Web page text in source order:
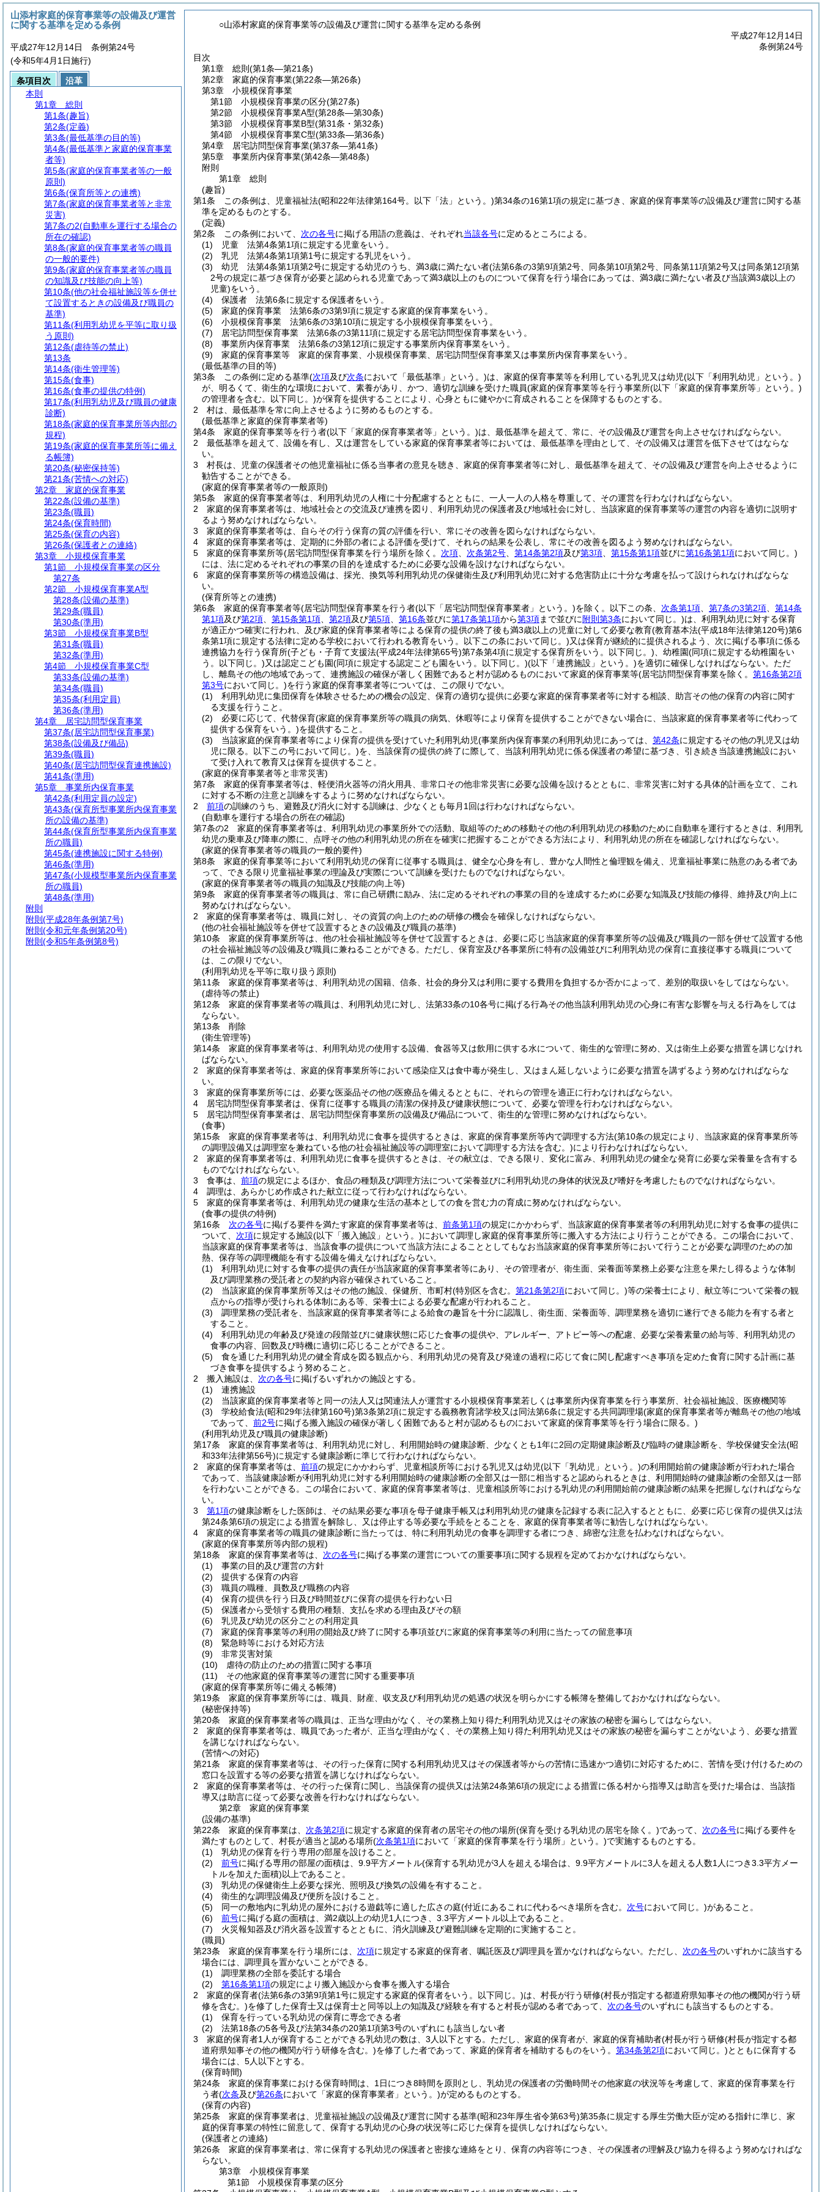
○山添村家庭的保育事業等の設備及び運営に関する基準を定める条例
平成27年12月14日
条例第24号
目次
第1章
総則 (第1条―第21条)
第2章
家庭的保育事業(第22条―第26条)
第3章
小規模保育事業
第1節
小規模保育事業の区分(第27条)
第2節
小規模保育事業A型(第28条―第30条)
第3節
小規模保育事業B型(第31条・第32条)
第4節
小規模保育事業C型(第33条―第36条)
第4章
居宅訪問型保育事業(第37条―第41条)
第5章
事業所内保育事業(第42条―第48条)
附則
第1章
総則
(趣旨)
第1条
この条例は、児童福祉法(昭和22年法律第164号。以下「法」という。)第34条の16第1項の規定に基づき、家庭的保育事業等の設備及び運営に関する基
準を定めるものとする。
(定義)
第2条
この条例において、 次の各号に掲げる用語の意義は、それぞれ当該各号に定めるところによる。
(1)
児童 法第4条第1項に規定する児童をいう。
(2)
乳児 法第4条第1項第1号に規定する乳児をいう。
(3)
幼児 法第4条第1項第2号に規定する幼児のうち、満3歳に満たない者(法第6条の3第9項第2号、同条第10項第2号、同条第11項第2号又は同条第12項第
2号の規定に基づき保育が必要と認められる児童であって満3歳以上のものについて保育を行う場合にあっては、満3歳に満たない者及び当該満3歳以上の
児童)をいう。
(4)
保護者 法第6条に規定する保護者をいう。
(5)
家庭的保育事業 法第6条の3第9項に規定する家庭的保育事業をいう。
(6)
小規模保育事業 法第6条の3第10項に規定する小規模保育事業をいう。
(7)
居宅訪問型保育事業 法第6条の3第11項に規定する居宅訪問型保育事業をいう。
(8)
事業所内保育事業 法第6条の3第12項に規定する事業所内保育事業をいう。
(9)
家庭的保育事業等 家庭的保育事業、小規模保育事業、居宅訪問型保育事業又は事業所内保育事業をいう。
(最低基準の目的等)
第3条
この条例に定める基準(次項及び次条において「最低基準」という。)は、家庭的保育事業等を利用している乳児又は幼児(以下「利用乳幼児」という。)
が、明るくて、衛生的な環境において、素養があり、かつ、適切な訓練を受けた職員(家庭的保育事業等を行う事業所(以下「家庭的保育事業所等」という。)
の管理者を含む。以下同じ。)が保育を提供することにより、心身ともに健やかに育成されることを保障するものとする。
2
村は、最低基準を常に向上させるように努めるものとする。
(最低基準と家庭的保育事業者等)
第4条
家庭的保育事業等を行う者(以下「家庭的保育事業者等」という。)は、最低基準を超えて、常に、その設備及び運営を向上させなければならない。
2
最低基準を超えて、設備を有し、又は運営をしている家庭的保育事業者等においては、最低基準を理由として、その設備又は運営を低下させてはならな
い。
3
村長は、児童の保護者その他児童福祉に係る当事者の意見を聴き、家庭的保育事業者等に対し、最低基準を超えて、その設備及び運営を向上させるように
勧告することができる。
(家庭的保育事業者等の一般原則)
第5条
家庭的保育事業者等は、利用乳幼児の人権に十分配慮するとともに、一人一人の人格を尊重して、その運営を行わなければならない。
2
家庭的保育事業者等は、地域社会との交流及び連携を図り、利用乳幼児の保護者及び地域社会に対し、当該家庭的保育事業等の運営の内容を適切に説明す
るよう努めなければならない。
3
家庭的保育事業者等は、自らその行う保育の質の評価を行い、常にその改善を図らなければならない。
4
家庭的保育事業者等は、定期的に外部の者による評価を受けて、それらの結果を公表し、常にその改善を図るよう努めなければならない。
5
家庭的保育事業所等(居宅訪問型保育事業を行う場所を除く。 次項 次条第2号 第14条第2項及び第3項 第15条第1項並びに第16条第1項において同じ。)
には、法に定めるそれぞれの事業の目的を達成するために必要な設備を設けなければならない。
6
家庭的保育事業所等の構造設備は、採光、換気等利用乳幼児の保健衛生及び利用乳幼児に対する危害防止に十分な考慮を払って設けられなければならな
い。
(保育所等との連携)
第6条
家庭的保育事業者等(居宅訪問型保育事業を行う者(以下「居宅訪問型保育事業者」という。)を除く。以下この条、 次条第1項 第7条の3第2項
第14条
第1項及び第2項 第15条第1項 第2項及び第5項 第16条並びに第17条第1項から第3項まで並びに 附則第3条において同じ。)は、利用乳幼児に対する保育
が適正かつ確実に行われ、及び家庭的保育事業者等による保育の提供の終了後も満3歳以上の児童に対して必要な教育(教育基本法(平成18年法律第120号)第6
条第1項に規定する法律に定める学校において行われる教育をいう。以下この条において同じ。)又は保育が継続的に提供されるよう、次に掲げる事項に係る
連携協力を行う保育所(子ども・子育て支援法(平成24年法律第65号)第7条第4項に規定する保育所をいう。以下同じ。) 、幼稚園(同項に規定する幼稚園をい
う。以下同じ。)又は認定こども園(同項に規定する認定こども園をいう。以下同じ。)(以下「連携施設」という。)を適切に確保しなければならない。 ただ
し、離島その他の地域であって、連携施設の確保が著しく困難であると村が認めるものにおいて家庭的保育事業等(居宅訪問型保育事業を除く。 第16条第2項
第3号において同じ。)を行う家庭的保育事業者等については、この限りでない。
(1)
利用乳幼児に集団保育を体験させるための機会の設定、保育の適切な提供に必要な家庭的保育事業者等に対する相談、助言その他の保育の内容に関す
る支援を行うこと。
(2)
必要に応じて、代替保育(家庭的保育事業所等の職員の病気、休暇等により保育を提供することができない場合に、当該家庭的保育事業者等に代わって
提供する保育をいう。)を提供すること。
(3)
当該家庭的保育事業者等により保育の提供を受けていた利用乳幼児(事業所内保育事業の利用乳幼児にあっては、 第42条に規定するその他の乳児又は幼
児に限る。以下この号において同じ。)を、当該保育の提供の終了に際して、当該利用乳幼児に係る保護者の希望に基づき、引き続き当該連携施設におい
て受け入れて教育又は保育を提供すること。
(家庭的保育事業者等と非常災害)
第7条
家庭的保育事業者等は、軽便消火器等の消火用具、非常口その他非常災害に必要な設備を設けるとともに、非常災害に対する具体的計画を立て、これ
に対する不断の注意と訓練をするように努めなければならない。
2
前項の訓練のうち、避難及び消火に対する訓練は、少なくとも毎月1回は行わなければならない。
(自動車を運行する場合の所在の確認)
第7条の2
家庭的保育事業者等は、利用乳幼児の事業所外での活動、取組等のための移動その他の利用乳幼児の移動のために自動車を運行するときは、利用乳
幼児の乗車及び降車の際に、点呼その他の利用乳幼児の所在を確実に把握することができる方法により、利用乳幼児の所在を確認しなければならない。
(家庭的保育事業者等の職員の一般的要件)
第8条
家庭的保育事業等において利用乳幼児の保育に従事する職員は、健全な心身を有し、豊かな人間性と倫理観を備え、児童福祉事業に熱意のある者であ
って、できる限り児童福祉事業の理論及び実際について訓練を受けたものでなければならない。
(家庭的保育事業者等の職員の知識及び技能の向上等)
第9条
家庭的保育事業者等の職員は、常に自己研鑽に励み、法に定めるそれぞれの事業の目的を達成するために必要な知識及び技能の修得、維持及び向上に
努めなければならない。
2
家庭的保育事業者等は、職員に対し、その資質の向上のための研修の機会を確保しなければならない。
(他の社会福祉施設等を併せて設置するときの設備及び職員の基準)
第10条
家庭的保育事業所等は、他の社会福祉施設等を併せて設置するときは、必要に応じ当該家庭的保育事業所等の設備及び職員の一部を併せて設置する他
の社会福祉施設等の設備及び職員に兼ねることができる。 ただし、保育室及び各事業所に特有の設備並びに利用乳幼児の保育に直接従事する職員について
は、この限りでない。
(利用乳幼児を平等に取り扱う原則)
第11条
家庭的保育事業者等は、利用乳幼児の国籍、信条、社会的身分又は利用に要する費用を負担するか否かによって、差別的取扱いをしてはならない。
(虐待等の禁止)
第12条
家庭的保育事業者等の職員は、利用乳幼児に対し、法第33条の10各号に掲げる行為その他当該利用乳幼児の心身に有害な影響を与える行為をしては
ならない。
第13条
削除
(衛生管理等)
第14条
家庭的保育事業者等は、利用乳幼児の使用する設備、食器等又は飲用に供する水について、衛生的な管理に努め、又は衛生上必要な措置を講じなけれ
ばならない。
2
家庭的保育事業者等は、家庭的保育事業所等において感染症又は食中毒が発生し、又はまん延しないように必要な措置を講ずるよう努めなければならな
い。
3
家庭的保育事業所等には、必要な医薬品その他の医療品を備えるとともに、それらの管理を適正に行わなければならない。
4
居宅訪問型保育事業者は、保育に従事する職員の清潔の保持及び健康状態について、必要な管理を行わなければならない。
5
居宅訪問型保育事業者は、居宅訪問型保育事業所の設備及び備品について、衛生的な管理に努めなければならない。
(食事)
第15条
家庭的保育事業者等は、利用乳幼児に食事を提供するときは、家庭的保育事業所等内で調理する方法(第10条の規定により、当該家庭的保育事業所等
の調理設備又は調理室を兼ねている他の社会福祉施設等の調理室において調理する方法を含む。)により行わなければならない。
2
家庭的保育事業者等は、利用乳幼児に食事を提供するときは、その献立は、できる限り、変化に富み、利用乳幼児の健全な発育に必要な栄養量を含有する
ものでなければならない。
3
食事は、 前項の規定によるほか、食品の種類及び調理方法について栄養並びに利用乳幼児の身体的状況及び嗜好を考慮したものでなければならない。
4
調理は、あらかじめ作成された献立に従って行わなければならない。
5
家庭的保育事業者等は、利用乳幼児の健康な生活の基本としての食を営む力の育成に努めなければならない。
(食事の提供の特例)
第16条
次の各号に掲げる要件を満たす家庭的保育事業者等は、 前条第1項の規定にかかわらず、当該家庭的保育事業者等の利用乳幼児に対する食事の提供に
ついて、 次項に規定する施設(以下「搬入施設」という。)において調理し家庭的保育事業所等に搬入する方法により行うことができる。
この場合において、
当該家庭的保育事業者等は、当該食事の提供について当該方法によることとしてもなお当該家庭的保育事業所等において行うことが必要な調理のための加
熱、保存等の調理機能を有する設備を備えなければならない。
(1)
利用乳幼児に対する食事の提供の責任が当該家庭的保育事業者等にあり、その管理者が、衛生面、栄養面等業務上必要な注意を果たし得るような体制
及び調理業務の受託者との契約内容が確保されていること。
(2)
当該家庭的保育事業所等又はその他の施設、保健所、市町村(特別区を含む。 第21条第2項において同じ。)等の栄養士により、献立等について栄養の観
点からの指導が受けられる体制にある等、栄養士による必要な配慮が行われること。
(3)
調理業務の受託者を、当該家庭的保育事業者等による給食の趣旨を十分に認識し、衛生面、栄養面等、調理業務を適切に遂行できる能力を有する者と
すること。
(4)
利用乳幼児の年齢及び発達の段階並びに健康状態に応じた食事の提供や、アレルギー、アトピー等への配慮、必要な栄養素量の給与等、利用乳幼児の
食事の内容、回数及び時機に適切に応じることができること。
(5)
食を通じた利用乳幼児の健全育成を図る観点から、利用乳幼児の発育及び発達の過程に応じて食に関し配慮すべき事項を定めた食育に関する計画に基
づき食事を提供するよう努めること。
2
搬入施設は、 次の各号に掲げるいずれかの施設とする。
(1)
連携施設
(2)
当該家庭的保育事業者等と同一の法人又は関連法人が運営する小規模保育事業若しくは事業所内保育事業を行う事業所、社会福祉施設、医療機関等
(3)
学校給食法(昭和29年法律第160号)第3条第2項に規定する義務教育諸学校又は同法第6条に規定する共同調理場(家庭的保育事業者等が離島その他の地域
であって、 前2号に掲げる搬入施設の確保が著しく困難であると村が認めるものにおいて家庭的保育事業等を行う場合に限る。)
(利用乳幼児及び職員の健康診断)
第17条
家庭的保育事業者等は、利用乳幼児に対し、利用開始時の健康診断、少なくとも1年に2回の定期健康診断及び臨時の健康診断を、学校保健安全法(昭
和33年法律第56号)に規定する健康診断に準じて行わなければならない。
2
家庭的保育事業者等は、 前項の規定にかかわらず、児童相談所等における乳児又は幼児(以下「乳幼児」という。)の利用開始前の健康診断が行われた場合
であって、当該健康診断が利用乳幼児に対する利用開始時の健康診断の全部又は一部に相当すると認められるときは、利用開始時の健康診断の全部又は一部
を行わないことができる。
この場合において、家庭的保育事業者等は、児童相談所等における乳幼児の利用開始前の健康診断の結果を把握しなければならな
い。
3
第1項の健康診断をした医師は、その結果必要な事項を母子健康手帳又は利用乳幼児の健康を記録する表に記入するとともに、必要に応じ保育の提供又は法
第24条第6項の規定による措置を解除し、又は停止する等必要な手続をとることを、家庭的保育事業者等に勧告しなければならない。
4
家庭的保育事業者等の職員の健康診断に当たっては、特に利用乳幼児の食事を調理する者につき、綿密な注意を払わなければならない。
(家庭的保育事業所等内部の規程)
第18条
家庭的保育事業者等は、 次の各号に掲げる事業の運営についての重要事項に関する規程を定めておかなければならない。
(1)
事業の目的及び運営の方針
(2)
提供する保育の内容
(3)
職員の職種、員数及び職務の内容
(4)
保育の提供を行う日及び時間並びに保育の提供を行わない日
(5)
保護者から受領する費用の種類、支払を求める理由及びその額
(6)
乳児及び幼児の区分ごとの利用定員
(7)
家庭的保育事業等の利用の開始及び終了に関する事項並びに家庭的保育事業等の利用に当たっての留意事項
(8)
緊急時等における対応方法
(9)
非常災害対策
(10)
虐待の防止のための措置に関する事項
(11)
その他家庭的保育事業等の運営に関する重要事項
(家庭的保育事業所等に備える帳簿)
第19条
家庭的保育事業所等には、職員、財産、収支及び利用乳幼児の処遇の状況を明らかにする帳簿を整備しておかなければならない。
(秘密保持等)
第20条
家庭的保育事業者等の職員は、正当な理由がなく、その業務上知り得た利用乳幼児又はその家族の秘密を漏らしてはならない。
2
家庭的保育事業者等は、職員であった者が、正当な理由がなく、その業務上知り得た利用乳幼児又はその家族の秘密を漏らすことがないよう、必要な措置
を講じなければならない。
(苦情への対応)
第21条
家庭的保育事業者等は、その行った保育に関する利用乳幼児又はその保護者等からの苦情に迅速かつ適切に対応するために、苦情を受け付けるための
窓口を設置する等の必要な措置を講じなければならない。
2
家庭的保育事業者等は、その行った保育に関し、当該保育の提供又は法第24条第6項の規定による措置に係る村から指導又は助言を受けた場合は、当該指
導又は助言に従って必要な改善を行わなければならない。
第2章
家庭的保育事業
(設備の基準)
第22条
家庭的保育事業は、 次条第2項に規定する家庭的保育者の居宅その他の場所(保育を受ける乳幼児の居宅を除く。)であって、 次の各号に掲げる要件を
満たすものとして、村長が適当と認める場所(次条第1項において「家庭的保育事業を行う場所」という。)で実施するものとする。
(1)
乳幼児の保育を行う専用の部屋を設けること。
(2)
前号に掲げる専用の部屋の面積は、9.9平方メートル(保育する乳幼児が3人を超える場合は、9.9平方メートルに3人を超える人数1人につき3.3平方メー
トルを加えた面積)以上であること。
(3)
乳幼児の保健衛生上必要な採光、照明及び換気の設備を有すること。
(4)
衛生的な調理設備及び便所を設けること。
(5)
同一の敷地内に乳幼児の屋外における遊戯等に適した広さの庭(付近にあるこれに代わるべき場所を含む。 次号において同じ。)があること。
(6)
前号に掲げる庭の面積は、満2歳以上の幼児1人につき、3.3平方メートル以上であること。
(7)
火災報知器及び消火器を設置するとともに、消火訓練及び避難訓練を定期的に実施すること。
(職員)
第23条
家庭的保育事業を行う場所には、 次項に規定する家庭的保育者、嘱託医及び調理員を置かなければならない。 ただし、 次の各号のいずれかに該当する
場合には、調理員を置かないことができる。
(1)
調理業務の全部を委託する場合
(2)
第16条第1項の規定により搬入施設から食事を搬入する場合
2
家庭的保育者(法第6条の3第9項第1号に規定する家庭的保育者をいう。以下同じ。)は、村長が行う研修(村長が指定する都道府県知事その他の機関が行う研
修を含む。)を修了した保育士又は保育士と同等以上の知識及び経験を有すると村長が認める者であって、 次の各号のいずれにも該当するものとする。
(1)
保育を行っている乳幼児の保育に専念できる者
(2)
法第18条の5各号及び法第34条の20第1項第3号のいずれにも該当しない者
3
家庭的保育者1人が保育することができる乳幼児の数は、3人以下とする。 ただし、家庭的保育者が、家庭的保育補助者(村長が行う研修(村長が指定する都
道府県知事その他の機関が行う研修を含む。)を修了した者であって、家庭的保育者を補助するものをいう。 第34条第2項において同じ。)とともに保育する
場合には、5人以下とする。
(保育時間)
第24条
家庭的保育事業における保育時間は、1日につき8時間を原則とし、乳幼児の保護者の労働時間その他家庭の状況等を考慮して、家庭的保育事業を行
う者(次条及び第26条において「家庭的保育事業者」という。)が定めるものとする。
(保育の内容)
第25条
家庭的保育事業者は、児童福祉施設の設備及び運営に関する基準(昭和23年厚生省令第63号)第35条に規定する厚生労働大臣が定める指針に準じ、家
庭的保育事業の特性に留意して、保育する乳幼児の心身の状況等に応じた保育を提供しなければならない。
(保護者との連絡)
第26条
家庭的保育事業者は、常に保育する乳幼児の保護者と密接な連絡をとり、保育の内容等につき、その保護者の理解及び協力を得るよう努めなければな
らない。
第3章
小規模保育事業
第1節
小規模保育事業の区分
山添村家庭的保育事業等の設備及び運営
に関する基準を定める条例
平成27年12月14日 条例第24号
(令和5年4月1日施行)
条項目次
沿革
本則
第1章
総則
第1条(趣旨)
第2条(定義)
第3条(最低基準の目的等)
第4条(最低基準と家庭的保育事業
者等)
第5条(家庭的保育事業者等の一般
原則)
第6条(保育所等との連携)
第7条(家庭的保育事業者等と非常
災害)
第7条の2(自動車を運行する場合の
所在の確認)
第8条(家庭的保育事業者等の職員
の一般的要件)
第9条(家庭的保育事業者等の職員
の知識及び技能の向上等)
第10条(他の社会福祉施設等を併せ
て設置するときの設備及び職員の
基準)
第11条(利用乳幼児を平等に取り扱
う原則)
第12条(虐待等の禁止)
第13条
第14条(衛生管理等)
第15条(食事)
第16条(食事の提供の特例)
第17条(利用乳幼児及び職員の健康
診断)
第18条(家庭的保育事業所等内部の
規程)
第19条(家庭的保育事業所等に備え
る帳簿)
第20条(秘密保持等)
第21条(苦情への対応)
第2章
家庭的保育事業
第22条(設備の基準)
第23条(職員)
第24条(保育時間)
第25条(保育の内容)
第26条(保護者との連絡)
第3章
小規模保育事業
第1節
小規模保育事業の区分
第27条
第2節
小規模保育事業A型
第28条(設備の基準)
第29条(職員)
第30条(準用)
第3節
小規模保育事業B型
第31条(職員)
第32条(準用)
第4節
小規模保育事業C型
第33条(設備の基準)
第34条(職員)
第35条(利用定員)
第36条(準用)
第4章
居宅訪問型保育事業
第37条(居宅訪問型保育事業)
第38条(設備及び備品)
第39条(職員)
第40条(居宅訪問型保育連携施設)
第41条(準用)
第5章
事業所内保育事業
第42条(利用定員の設定)
第43条(保育所型事業所内保育事業
所の設備の基準)
第44条(保育所型事業所内保育事業
所の職員)
第45条(連携施設に関する特例)
第46条(準用)
第47条(小規模型事業所内保育事業
所の職員)
第48条(準用)
附則
附則 (平成28年条例第7号)
附則 (令和元年条例第20号)
附則 (令和5年条例第8号)